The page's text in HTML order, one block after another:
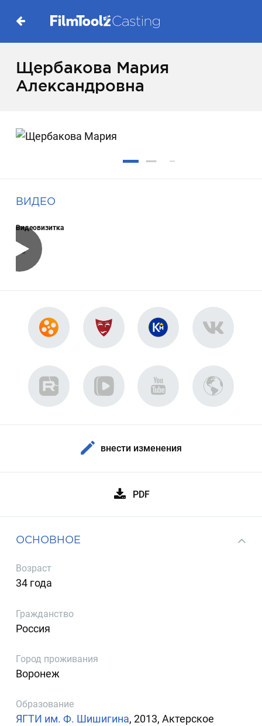
Щербакова Мария
Александровна
ВИДЕО
Видеовизитка
внести изменения
PDF
ОСНОВНОЕ
Возраст
34 года
Гражданство
Россия
Город проживания
Воронеж
Образование
ЯГТИ им. Ф. Шишигина, 2013, Актерское